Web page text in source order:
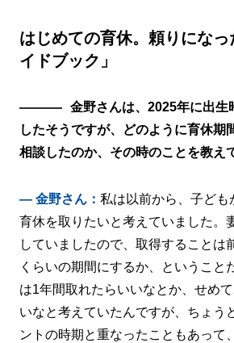
はじめての育休。頼りにな
イドブック」
金野さんは、2025年に出生
したそうですが、どのように育休期
相談したのか、その時のことを教え
― 金野さん： 私は以前から、子ども
育休を取りたいと考えていました。
していましたので、取得することは
くらいの期間にするか、ということ
は1年間取れたらいいなとか、せめ
いなと考えていたんですが、ちょう
ントの時期と重なったこともあって